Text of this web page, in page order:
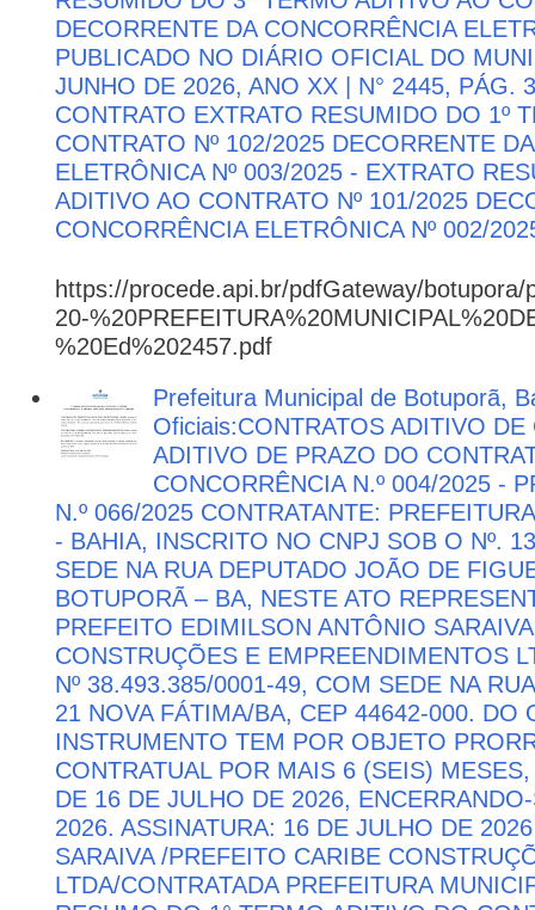
DECORRENTE DA CONCORRÊNCIA
PUBLICADO NO DIÁRIO OFICIAL DO
JUNHO DE 2026, ANO XX | N° 2445, PÁG.
CONTRATO EXTRATO RESUMIDO DO 1º
CONTRATO Nº 102/2025 DECORRENTE
ELETRÔNICA Nº 003/2025 - EXTRATO
ADITIVO AO CONTRATO Nº 101/2025
CONCORRÊNCIA ELETRÔNICA Nº 002/
https://procede.api.br/pdfGateway/
20-
%20Ed%202457.pdf
Prefeitura Municipal de Botuporã,
Oficiais:CONTRATOS ADITIVO DE
ADITIVO DE PRAZO DO
CONCORRÊNCIA N.º 004/2025 -
N.º 066/2025 CONTRATANTE:
- BAHIA, INSCRITO NO CNPJ SOB O Nº.
SEDE NA RUA DEPUTADO JOÃO DE
BOTUPORÃ – BA, NESTE ATO
PREFEITO EDIMILSON ANTÔNIO
CONSTRUÇÕES E EMPREENDIMENTOS
Nº 38.493.385/0001-49, COM SEDE NA
21 NOVA FÁTIMA/BA, CEP 44642-000. DO
INSTRUMENTO TEM POR OBJETO
CONTRATUAL POR MAIS 6 (SEIS)
DE 16 DE JULHO DE 2026,
2026. ASSINATURA: 16 DE JULHO DE
SARAIVA /PREFEITO CARIBE
LTDA/CONTRATADA PREFEITURA